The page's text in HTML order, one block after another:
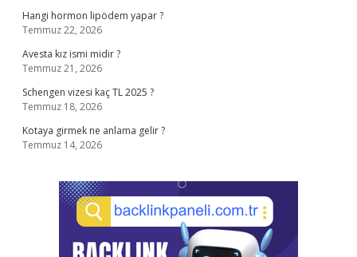
Hangi hormon lipödem yapar ?
Temmuz 22, 2026
Avesta kız ismi midir ?
Temmuz 21, 2026
Schengen vizesi kaç TL 2025 ?
Temmuz 18, 2026
Kotaya girmek ne anlama gelir ?
Temmuz 14, 2026